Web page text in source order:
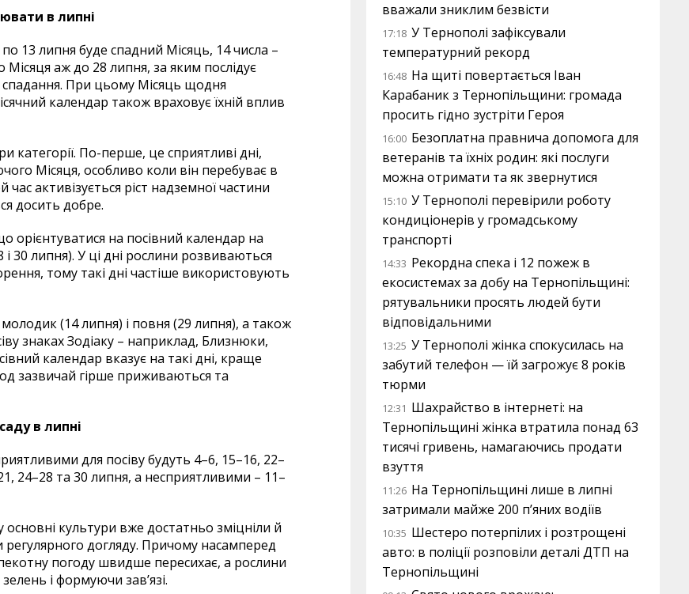
в липні
13 липня буде спадний Місяць, 14 числа –
аж до 28 липня, за яким послідує
спадання. При цьому Місяць щодня
календар також враховує їхній вплив
категорії. По-перше, це сприятливі дні,
Місяця, особливо коли він перебуває в
активізується ріст надземної частини
досить добре.
орієнтуватися на посівний календар на
30 липня). У ці дні рослини розвиваються
тому такі дні частіше використовують
(14 липня) і повня (29 липня), а також
знаках Зодіаку – наприклад, Близнюки,
календар вказує на такі дні, краще
зазвичай гірше приживаються та
в липні
для посіву будуть 4–6, 15–16, 22–
24–28 та 30 липня, а несприятливими – 11–
культури вже достатньо зміцніли й
регулярного догляду. Причому насамперед
погоду швидше пересихає, а рослини
і формуючи зав’язі.
вважали зниклим безвісти
17:18 У Тернополі зафіксували
температурний рекорд
16:48 На щиті повертається Іван
Карабаник з Тернопільщини: громада
просить гідно зустріти Героя
16:00 Безоплатна правнича допомога для
ветеранів та їхніх родин: які послуги
можна отримати та як звернутися
15:10 У Тернополі перевірили роботу
кондиціонерів у громадському
транспорті
14:33 Рекордна спека і 12 пожеж в
екосистемах за добу на Тернопільщині:
рятувальники просять людей бути
відповідальними
13:25 У Тернополі жінка спокусилась на
забутий телефон — їй загрожує 8 років
тюрми
12:31 Шахрайство в інтернеті: на
Тернопільщині жінка втратила понад 63
тисячі гривень, намагаючись продати
взуття
11:26 На Тернопільщині лише в липні
затримали майже 200 п’яних водіїв
10:35 Шестеро потерпілих і розтрощені
авто: в поліції розповіли деталі ДТП на
Тернопільщині